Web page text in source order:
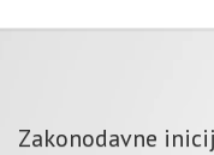
Zakonodavne